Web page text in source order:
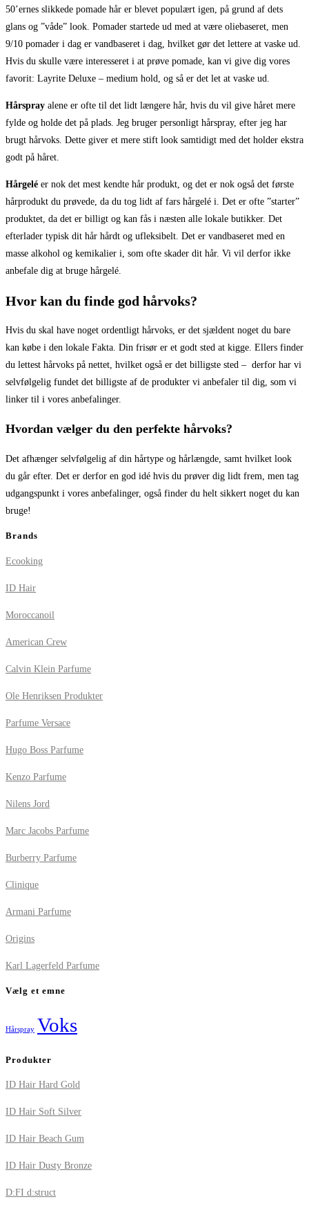
50’ernes slikkede pomade hår er blevet populært igen, på grund af dets
glans og ”våde” look. Pomader startede ud med at være oliebaseret, men
9/10 pomader i dag er vandbaseret i dag, hvilket gør det lettere at vaske ud.
Hvis du skulle være interesseret i at prøve pomade, kan vi give dig vores
favorit: Layrite Deluxe – medium hold, og så er det let at vaske ud.
Hårspray alene er ofte til det lidt længere hår, hvis du vil give håret mere
fylde og holde det på plads. Jeg bruger personligt hårspray, efter jeg har
brugt hårvoks. Dette giver et mere stift look samtidigt med det holder ekstra
godt på håret.
Hårgelé er nok det mest kendte hår produkt, og det er nok også det første
hårprodukt du prøvede, da du tog lidt af fars hårgelé i. Det er ofte ”starter”
produktet, da det er billigt og kan fås i næsten alle lokale butikker. Det
efterlader typisk dit hår hårdt og ufleksibelt. Det er vandbaseret med en
masse alkohol og kemikalier i, som ofte skader dit hår. Vi vil derfor ikke
anbefale dig at bruge hårgelé.
Hvor kan du finde god hårvoks?
Hvis du skal have noget ordentligt hårvoks, er det sjældent noget du bare
kan købe i den lokale Fakta. Din frisør er et godt sted at kigge. Ellers finder
du lettest hårvoks på nettet, hvilket også er det billigste sted – derfor har vi
selvfølgelig fundet det billigste af de produkter vi anbefaler til dig, som vi
linker til i vores anbefalinger.
Hvordan vælger du den perfekte hårvoks?
Det afhænger selvfølgelig af din hårtype og hårlængde, samt hvilket look
du går efter. Det er derfor en god idé hvis du prøver dig lidt frem, men tag
udgangspunkt i vores anbefalinger, også finder du helt sikkert noget du kan
bruge!
Brands
Ecooking
ID Hair
Moroccanoil
American Crew
Calvin Klein Parfume
Ole Henriksen Produkter
Parfume Versace
Hugo Boss Parfume
Kenzo Parfume
Nilens Jord
Marc Jacobs Parfume
Burberry Parfume
Clinique
Armani Parfume
Origins
Karl Lagerfeld Parfume
Vælg et emne
Hårspray Voks
Produkter
ID Hair Hard Gold
ID Hair Soft Silver
ID Hair Beach Gum
ID Hair Dusty Bronze
D:FI d:struct